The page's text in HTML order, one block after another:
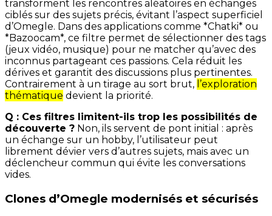
transforment les rencontres aléatoires en échanges
ciblés sur des sujets précis, évitant l’aspect superficiel
d’Omegle. Dans des applications comme *Chatki* ou
*Bazoocam*, ce filtre permet de sélectionner des tags
(jeux vidéo, musique) pour ne matcher qu’avec des
inconnus partageant ces passions. Cela réduit les
dérives et garantit des discussions plus pertinentes.
Contrairement à un tirage au sort brut, l’exploration
thématique devient la priorité.
Q : Ces filtres limitent-ils trop les possibilités de
découverte ? Non, ils servent de pont initial : après
un échange sur un hobby, l’utilisateur peut
librement dévier vers d’autres sujets, mais avec un
déclencheur commun qui évite les conversations
vides.
Clones d’Omegle modernisés et sécurisés